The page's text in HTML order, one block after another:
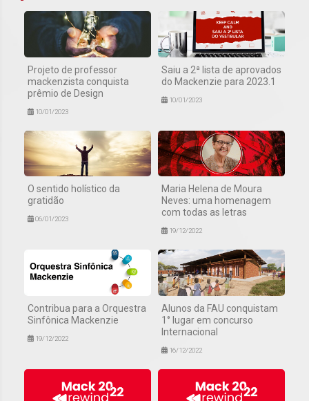
Projeto de professor
mackenzista conquista
prêmio de Design
10/01/2023
Saiu a 2ª lista de aprovados
do Mackenzie para 2023.1
10/01/2023
O sentido holístico da
gratidão
06/01/2023
Maria Helena de Moura
Neves: uma homenagem
com todas as letras
19/12/2022
Contribua para a Orquestra
Sinfônica Mackenzie
19/12/2022
Alunos da FAU conquistam
1° lugar em concurso
Internacional
16/12/2022